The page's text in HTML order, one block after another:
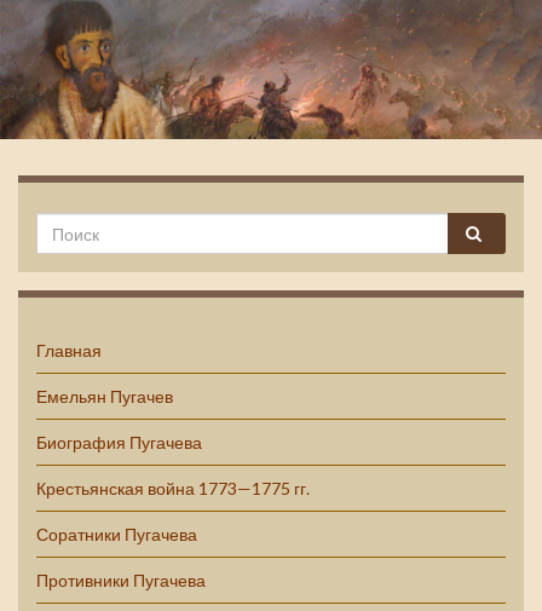
Емельян Пугачев
Главная
Емельян Пугачев
Биография Пугачева
Крестьянская война 1773—1775 гг.
Соратники Пугачева
Противники Пугачева